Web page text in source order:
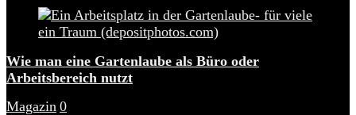
Wie man eine Gartenlaube als Büro oder
Arbeitsbereich nutzt
Magazin 0